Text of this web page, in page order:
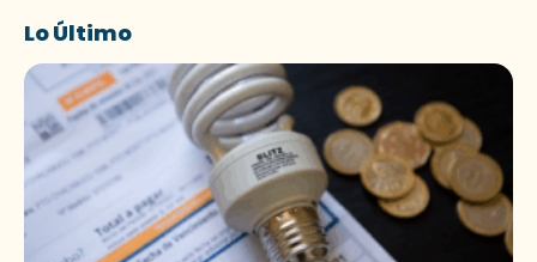
Lo Último